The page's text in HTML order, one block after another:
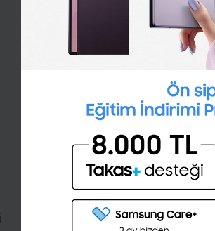
İngilizce
Şimdi değil